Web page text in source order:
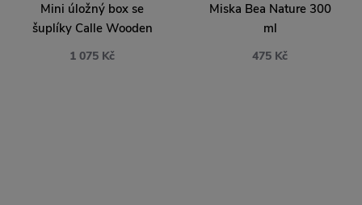
Mini úložný box se
šuplíky Calle Wooden
1 075 Kč
Miska Bea Nature 300
ml
475 Kč